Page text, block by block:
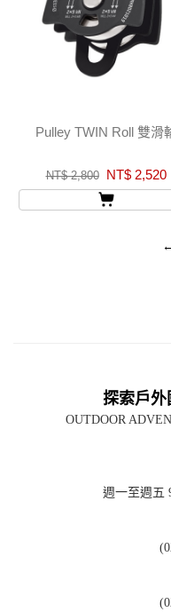
Pulley TWIN Roll 雙滑
NT$ 2,800 NT$ 2,520
探索戶外
OUTDOOR
週一至週五